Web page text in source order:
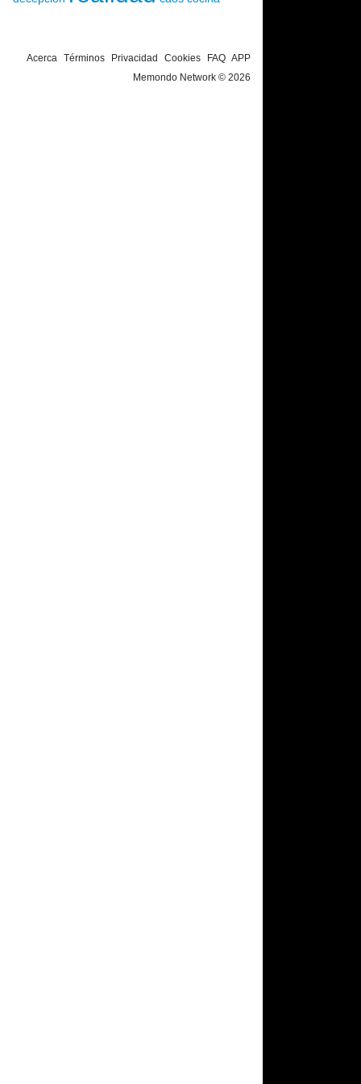
Acerca Términos Privacidad Cookies FAQ APP
Memondo Network © 2026